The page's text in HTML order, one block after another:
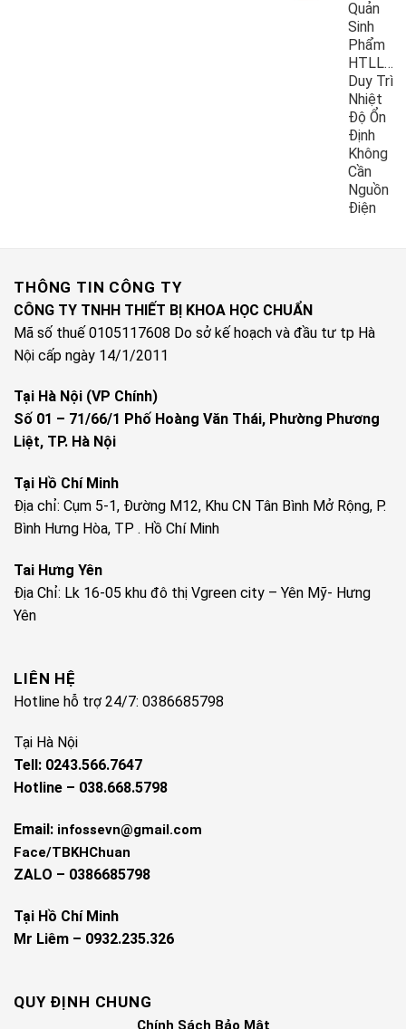
Quản
Sinh
Phẩm
Duy Trì
Nhiệt
Độ Ổn
Định
Không
Cần
Nguồn
Điện
THÔNG TIN CÔNG TY
CÔNG TY TNHH THIẾT BỊ KHOA HỌC CHUẨN
Mã số thuế 0105117608 Do sở kế hoạch và đầu tư tp Hà
Nội cấp ngày 14/1/2011
Tại Hà Nội (VP Chính)
Số 01 – 71/66/1 Phố Hoàng Văn Thái, Phường Phương
Liệt, TP. Hà Nội
Tại Hồ Chí Minh
Địa chỉ: Cụm 5-1, Đường M12, Khu CN Tân Bình Mở Rộng, P.
Bình Hưng Hòa, TP . Hồ Chí Minh
Tai Hưng Yên
Địa Chỉ: Lk 16-05 khu đô thị Vgreen city – Yên Mỹ- Hưng
Yên
LIÊN HỆ
Hotline hỗ trợ 24/7: 0386685798
Tại Hà Nội
Tell: 0243.566.7647
Hotline – 038.668.5798
Email: infossevn@gmail.com
Face/TBKHChuan
ZALO – 0386685798
Tại Hồ Chí Minh
Mr Liêm – 0932.235.326
QUY ĐỊNH CHUNG
Chính Sách Bảo Mật